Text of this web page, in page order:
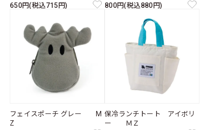
650円(税込715円)
800円(税込880円)
フェイスポーチ グレー M
Z
保冷ランチトート アイボリ
ー ＭＺ